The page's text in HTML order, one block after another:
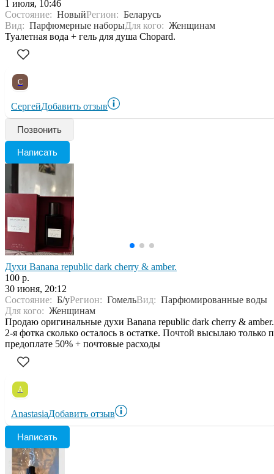
1 июля, 10:46
Состояние: НовыйРегион: Беларусь
Вид: Парфюмерные наборыДля кого: Женщинам
Туалетная вода + гель для душа Chopard.
С
СергейДобавить отзыв
Позвонить
Написать
Духи Banana republic dark cherry & amber.
100 р.
30 июня, 20:12
Состояние: Б/уРегион: ГомельВид: Парфюмированные воды
Для кого: Женщинам
Продаю оригинальные духи Banana republic dark cherry & amber.
2-я фотка сколько осталось в остатке. Почтой высылаю только
предоплате 50% + почтовые расходы
A
AnastasiaДобавить отзыв
Написать